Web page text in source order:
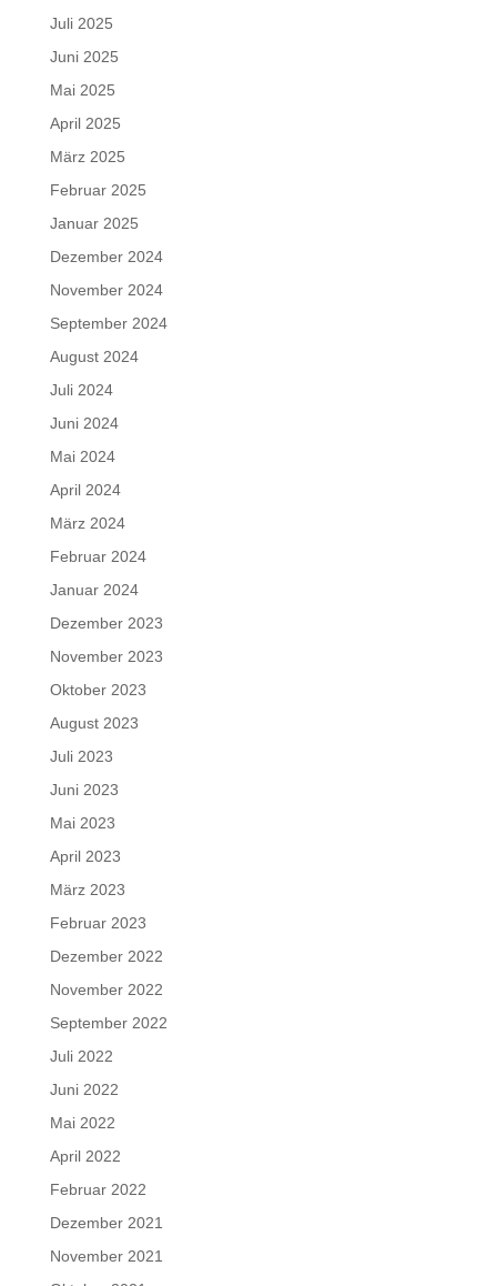
Juli 2025
Juni 2025
Mai 2025
April 2025
März 2025
Februar 2025
Januar 2025
Dezember 2024
November 2024
September 2024
August 2024
Juli 2024
Juni 2024
Mai 2024
April 2024
März 2024
Februar 2024
Januar 2024
Dezember 2023
November 2023
Oktober 2023
August 2023
Juli 2023
Juni 2023
Mai 2023
April 2023
März 2023
Februar 2023
Dezember 2022
November 2022
September 2022
Juli 2022
Juni 2022
Mai 2022
April 2022
Februar 2022
Dezember 2021
November 2021